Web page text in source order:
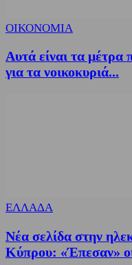
ΟΙΚΟΝΟΜΙΑ
Αυτά είναι τα
για τα νοικοκυριά...
ΕΛΛΑΔΑ
Νέα σελίδα στην
Κύπρου: «Έπεσαν»